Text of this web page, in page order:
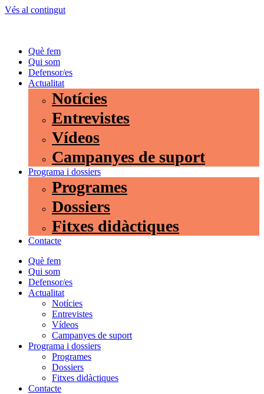
Vés al contingut
Què fem
Qui som
Defensor/es
Actualitat
Notícies
Entrevistes
Vídeos
Campanyes de suport
Programa i dossiers
Programes
Dossiers
Fitxes didàctiques
Contacte
Què fem
Qui som
Defensor/es
Actualitat
Notícies
Entrevistes
Vídeos
Campanyes de suport
Programa i dossiers
Programes
Dossiers
Fitxes didàctiques
Contacte